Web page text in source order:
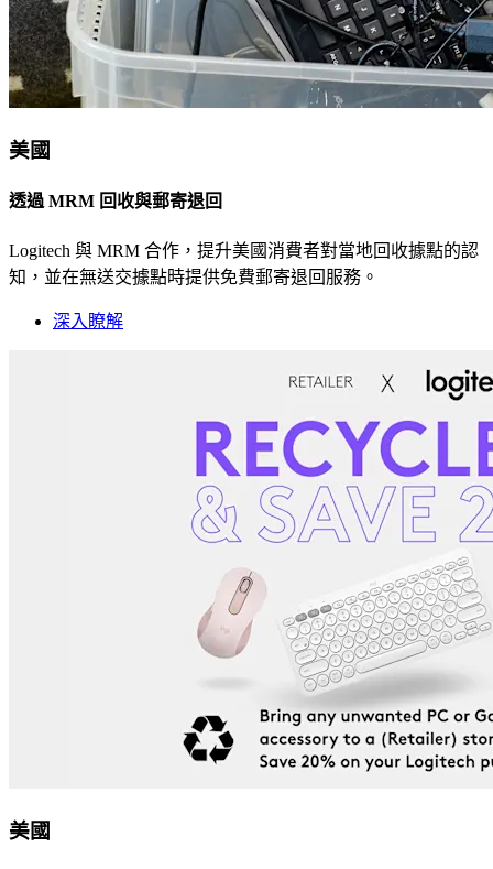
美國
透過 MRM 回收與郵寄退回
Logitech 與 MRM 合作，提升美國消費者對當地回收據點的認
知，並在無送交據點時提供免費郵寄退回服務。
深入瞭解
美國